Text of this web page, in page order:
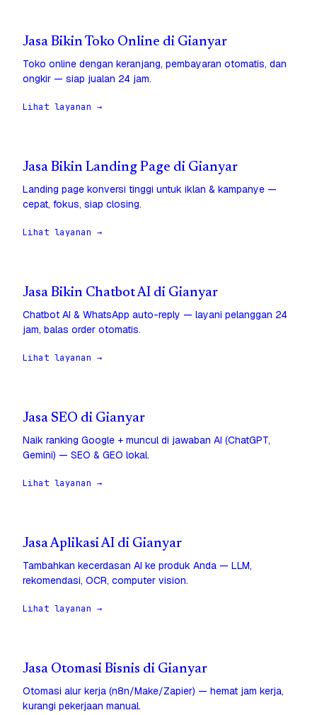
Jasa Bikin Toko Online di Gianyar
Toko online dengan keranjang, pembayaran otomatis, dan
ongkir — siap jualan 24 jam.
Lihat layanan →
Jasa Bikin Landing Page di Gianyar
Landing page konversi tinggi untuk iklan & kampanye —
cepat, fokus, siap closing.
Lihat layanan →
Jasa Bikin Chatbot AI di Gianyar
Chatbot AI & WhatsApp auto-reply — layani pelanggan 24
jam, balas order otomatis.
Lihat layanan →
Jasa SEO di Gianyar
Naik ranking Google + muncul di jawaban AI (ChatGPT,
Gemini) — SEO & GEO lokal.
Lihat layanan →
Jasa Aplikasi AI di Gianyar
Tambahkan kecerdasan AI ke produk Anda — LLM,
rekomendasi, OCR, computer vision.
Lihat layanan →
Jasa Otomasi Bisnis di Gianyar
Otomasi alur kerja (n8n/Make/Zapier) — hemat jam kerja,
kurangi pekerjaan manual.